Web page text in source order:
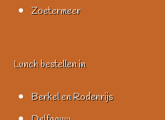
Zoetermeer
Lunch bestellen in
Berkel en Rodenrijs